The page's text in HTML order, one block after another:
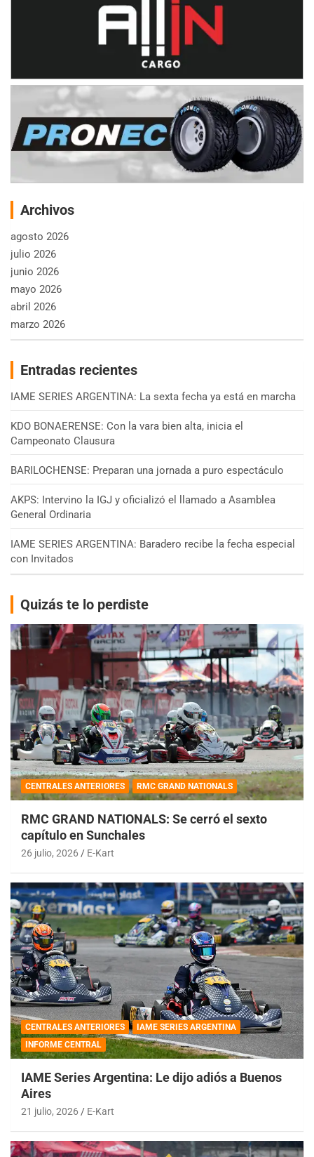
Archivos
agosto 2026
julio 2026
junio 2026
mayo 2026
abril 2026
marzo 2026
Entradas recientes
IAME SERIES ARGENTINA: La sexta fecha ya está en marcha
KDO BONAERENSE: Con la vara bien alta, inicia el
Campeonato Clausura
BARILOCHENSE: Preparan una jornada a puro espectáculo
AKPS: Intervino la IGJ y oficializó el llamado a Asamblea
General Ordinaria
IAME SERIES ARGENTINA: Baradero recibe la fecha especial
con Invitados
Quizás te lo perdiste
CENTRALES ANTERIORES RMC GRAND NATIONALS
RMC GRAND NATIONALS: Se cerró el sexto
capítulo en Sunchales
26 julio, 2026 E-Kart
CENTRALES ANTERIORES
IAME SERIES ARGENTINA
INFORME CENTRAL
IAME Series Argentina: Le dijo adiós a Buenos
Aires
21 julio, 2026 E-Kart